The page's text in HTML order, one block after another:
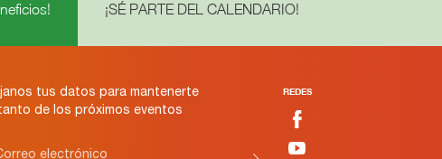
¡SÉ PARTE DEL CALENDARIO!
tus datos para mantenerte
de los próximos eventos
REDES